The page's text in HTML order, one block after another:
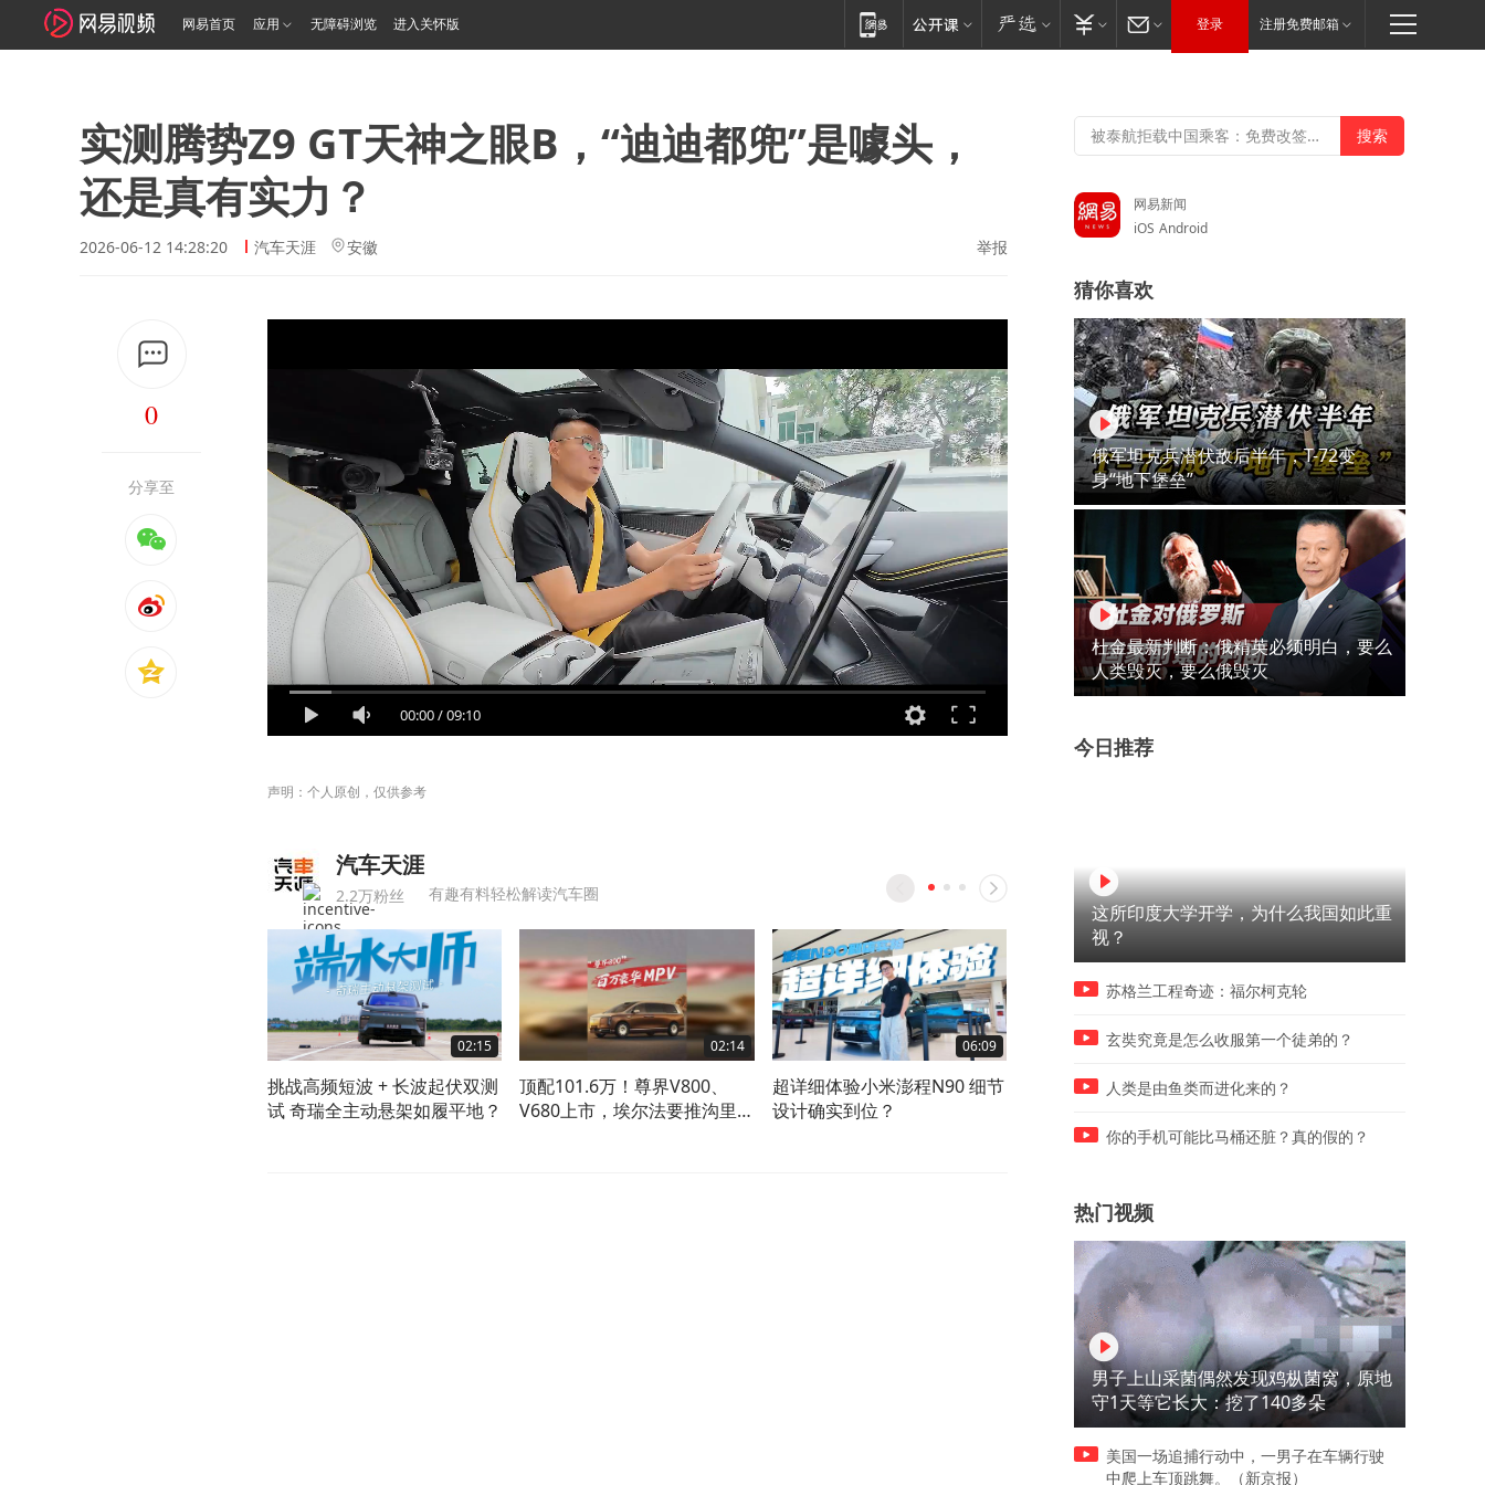
网易首页 应用 无障碍浏览 进入关怀版 登录 注册免费邮箱
实测腾势Z9 GT天神之眼B，“迪迪都兜”是噱头，
还是真有实力？
2026-06-12 14:28:20 汽车天涯 安徽 举报
0
分享至
00:00/09:10
声明：个人原创，仅供参考
汽车天涯
2.2万粉丝 有趣有料轻松解读汽车圈
02:15
挑战高频短波 + 长波起伏双测
试 奇瑞全主动悬架如履平地？
02:14
顶配101.6万！尊界V800、
V680上市，埃尔法要推沟里
06:09
超详细体验小米澎程N90 细节
设计确实到位？
02:41
高原魔鬼路况 星途ES、星途
挑战麋鹿极限测试 奇瑞800V
超跑？
网易新闻
iOS Android
猜你喜欢
俄军坦克兵潜伏敌后半年，T-72变
身“地下堡垒”
杜金最新判断：俄精英必须明白，要么
人类毁灭，要么俄毁灭
今日推荐
这所印度大学开学，为什么我国如此重
视？
苏格兰工程奇迹：福尔柯克轮
玄奘究竟是怎么收服第一个徒弟的？
人类是由鱼类而进化来的？
你的手机可能比马桶还脏？真的假的？
热门视频
男子上山采菌偶然发现鸡枞菌窝，原地
守1天等它长大：挖了140多朵
美国一场追捕行动中，一男子在车辆行驶
中爬上车顶跳舞。（新京报）